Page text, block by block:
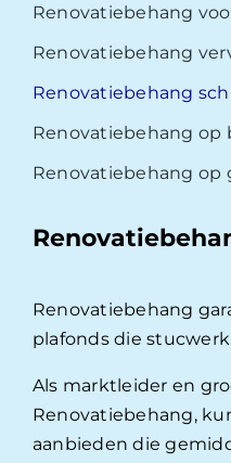
Renovatiebehang
Renovatiebehang
Renovatiebehang
Renovatiebehang op
Renovatiebehang op
Renovatiebehang
plafonds die
Als marktleider en
Renovatiebehang,
aanbieden die